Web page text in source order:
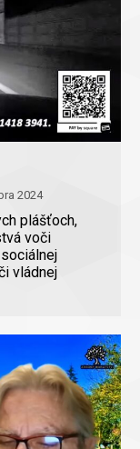
2024
plášťoch,
voči
vládnej